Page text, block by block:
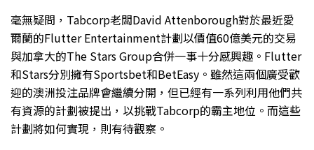
毫無疑問，Tabcorp老闆David Attenborough對於最近愛
爾蘭的Flutter Entertainment計劃以價值60億美元的交易
與加拿大的The Stars Group合併一事十分感興趣。Flutter
和Stars分別擁有Sportsbet和BetEasy。雖然這兩個廣受歡
迎的澳洲投注品牌會繼續分開，但已經有一系列利用他們共
有資源的計劃被提出，以挑戰Tabcorp的霸主地位。而這些
計劃將如何實現，則有待觀察。